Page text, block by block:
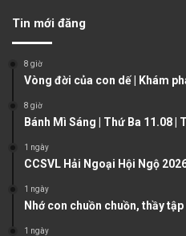
u
p
g
Tin mới đăng
8 giờ
Vòng đời của con dế | Khám
8 giờ
Bánh Mì Sáng | Thứ Ba 11.08 |
1 ngày
CCSVL Hải Ngoại Hội Ngộ
1 ngày
Nhớ con chuồn chuồn, thầy
1 ngày